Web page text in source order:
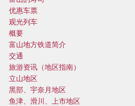
优惠车票
观光列车
概要
富山地方铁道简介
交通
旅游资讯（地区指南）
立山地区
黑部、宇奈月地区
鱼津、滑川、上市地区